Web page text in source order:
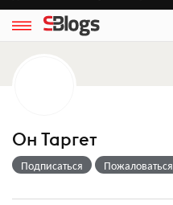
Он Таргет
Подписаться Пожаловаться